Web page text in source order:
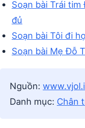
Soạn bài Trái
đủ
Soạn bài Tôi đi
Soạn bài Mẹ Đỗ
Nguồn:
Danh mục: Chân